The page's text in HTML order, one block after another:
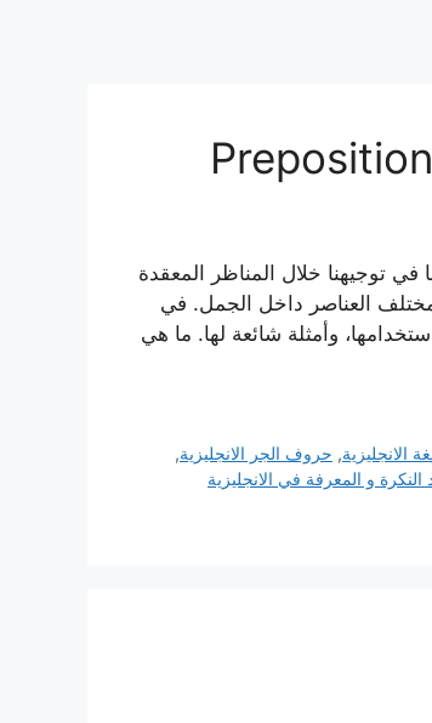
في توجيهنا خلال المناظر المعقدة
مختلف العناصر داخل الجمل. في
وأمثلة شائعة لها. ما هي
الانجليزية, حروف الجر الانجليزية,
النكرة و المعرفة في الانجليزية